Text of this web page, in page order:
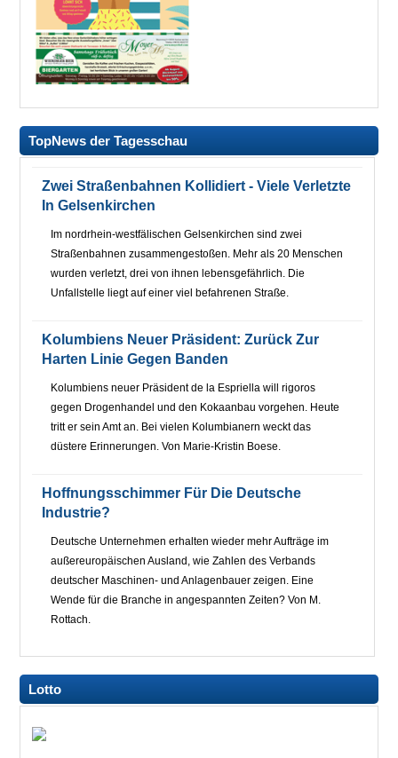
TopNews der Tagesschau
Zwei Straßenbahnen Kollidiert - Viele Verletzte
In Gelsenkirchen
Im nordrhein-westfälischen Gelsenkirchen sind zwei
Straßenbahnen zusammengestoßen. Mehr als 20 Menschen
wurden verletzt, drei von ihnen lebensgefährlich. Die
Unfallstelle liegt auf einer viel befahrenen Straße.
Kolumbiens Neuer Präsident: Zurück Zur
Harten Linie Gegen Banden
Kolumbiens neuer Präsident de la Espriella will rigoros
gegen Drogenhandel und den Kokaanbau vorgehen. Heute
tritt er sein Amt an. Bei vielen Kolumbianern weckt das
düstere Erinnerungen. Von Marie-Kristin Boese.
Hoffnungsschimmer Für Die Deutsche
Industrie?
Deutsche Unternehmen erhalten wieder mehr Aufträge im
außereuropäischen Ausland, wie Zahlen des Verbands
deutscher Maschinen- und Anlagenbauer zeigen. Eine
Wende für die Branche in angespannten Zeiten? Von M.
Rottach.
Lotto